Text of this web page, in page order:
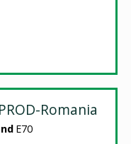
Romania
E70